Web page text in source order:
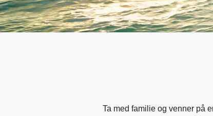
Ta med familie og venner på